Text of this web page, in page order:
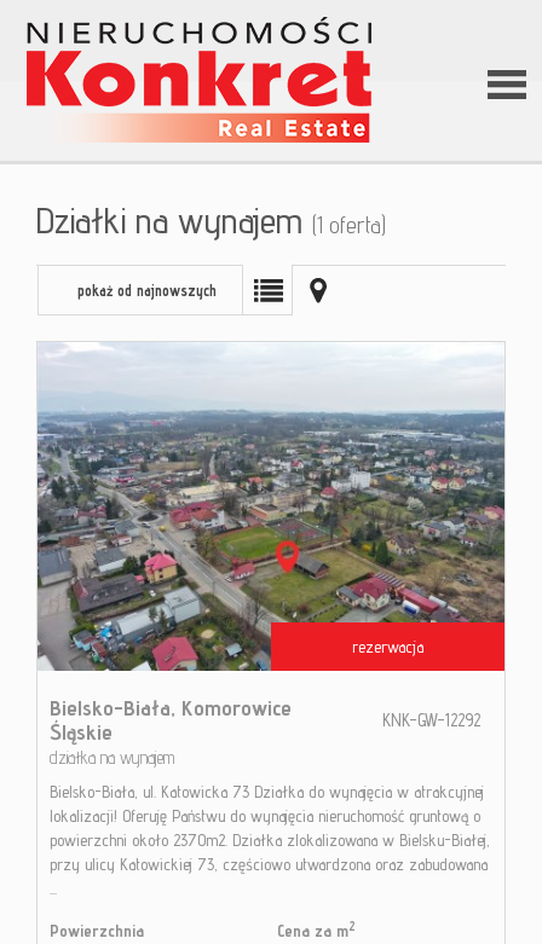
O
Blog
Działki na wynajem (1 oferta)
pokaż od najnowszych
rezerwacja
Bielsko-Biała, Komorowice
Śląskie
działka na wynajem
KNK-GW-12292
Bielsko-Biała, ul. Katowicka 73 Działka do wynajęcia w atrakcyjnej
lokalizacji! Oferuję Państwu do wynajęcia nieruchomość gruntową o
powierzchni około 2370m2. Działka zlokalizowana w Bielsku-Białej,
przy ulicy Katowickiej 73, częściowo utwardzona oraz zabudowana
...
Powierzchnia
Cena za m2